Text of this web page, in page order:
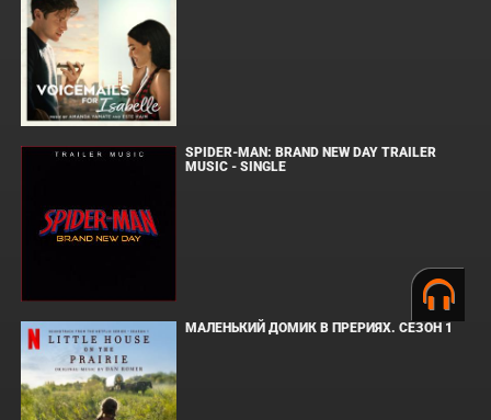
SPIDER-MAN: BRAND NEW DAY TRAILER
MUSIC - SINGLE
МАЛЕНЬКИЙ ДОМИК В ПРЕРИЯХ. СЕЗОН 1